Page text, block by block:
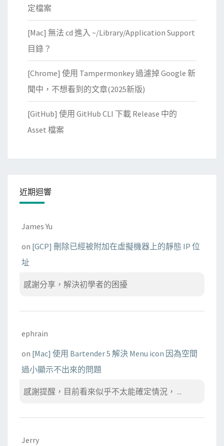
定檔案
[Mac] 無法 cd 進入 ~/Library/Application Support
目錄？
[Chrome] 使用 Tampermonkey 過濾掉 Google 新
聞中，不想看到的文章(2025新版)
[GitHub] 使用 GitHub CLI 下載 Release 中的
Asset 檔案
近期迴響
James Yu
on [GCP] 刪除已經被附加在虛擬機器上的靜態 IP 位
址
感謝分享，解決初學者的困擾
ephrain
on [Mac] 使用 Bartender 5 解決 Menu icon 因為空間
過小顯示不出來的問題
感謝提醒，目前看來似乎不太能確定情況， ...
Jerry